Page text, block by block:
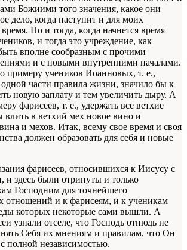
Божиими того значения, какое они
дело, когда наступит и для моих
Но и тогда, когда начнется время
и тогда это учреждение, как
вполне сообразным с прочими
и с новыми внутренними началами.
примеру учеников Иоанновых, т. е.,
части правила жизни, значило бы к
новую заплату и тем увеличить дыру. А
фарисеев, т. е., удержать все ветхие
в ветхий мех новое вино и
и мехов. Итак, всему свое время и своя
должен образовать для себя и новые
фарисеев, относившихся к Иисусу с
и здесь были отринуты и только
Господним для точнейшего
отношений и к фарисеям, и к ученикам
которых некоторые сами вышли. А
узнали отселе, что Господь отнюдь не
Себя их мнениям и правилам, что Он
с полной независимостью.